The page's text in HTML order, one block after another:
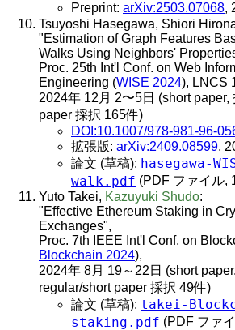
Preprint: arXiv:2503.07068,
Tsuyoshi Hasegawa, Shiori
"Estimation of Graph Features
Walks Using Neighbors'
Proc. 25th Int'l Conf. on Web
Engineering (WISE 2024), LNCS
2024年 12月 2〜5日 (short paper,
paper 採択 165件)
DOI:10.1007/978-981-96-
拡張版: arXiv:2409.08599,
論文 (草稿): hasegawa-
walk.pdf (PDF ファイル,
Yuto Takei, Kazuyuki Shudo:
"Effective Ethereum Staking in
Exchanges",
Proc. 7th IEEE Int'l Conf. on
Blockchain 2024),
2024年 8月 19～22日 (short
regular/short paper 採択 49件)
論文 (草稿): takei-
staking.pdf (PDF ファ